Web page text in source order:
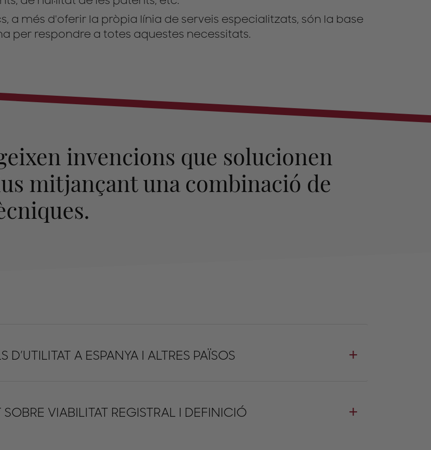
a més d'oferir la pròpia línia de serveis especialitzats, són la base
per respondre a totes aquestes necessitats.
invencions que solucionen
mitjançant una combinació de
D’UTILITAT A ESPANYA I ALTRES PAÏSOS
VIABILITAT REGISTRAL I DEFINICIÓ